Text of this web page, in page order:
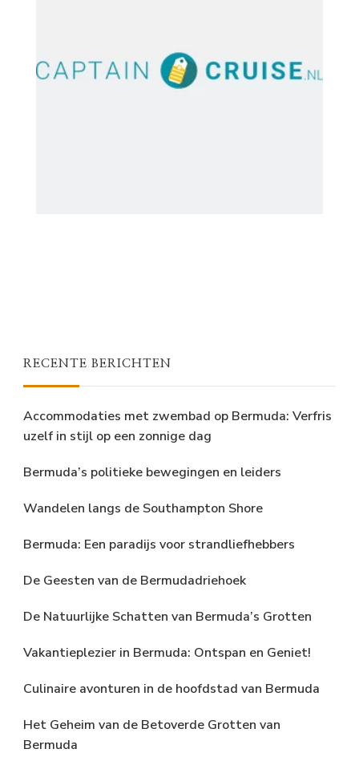
RECENTE BERICHTEN
Accommodaties met zwembad op Bermuda: Verfris
uzelf in stijl op een zonnige dag
Bermuda’s politieke bewegingen en leiders
Wandelen langs de Southampton Shore
Bermuda: Een paradijs voor strandliefhebbers
De Geesten van de Bermudadriehoek
De Natuurlijke Schatten van Bermuda’s Grotten
Vakantieplezier in Bermuda: Ontspan en Geniet!
Culinaire avonturen in de hoofdstad van Bermuda
Het Geheim van de Betoverde Grotten van
Bermuda